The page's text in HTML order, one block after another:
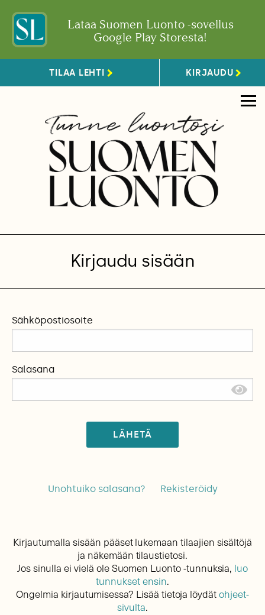
Lataa Suomen Luonto -sovellus
Google Play Storesta!
TILAA LEHTI KIRJAUDU
Kirjaudu sisään
Sähköpostiosoite
Salasana
LÄHETÄ
Unohtuiko salasana? Rekisteröidy
Kirjautumalla sisään pääset lukemaan tilaajien sisältöjä
ja näkemään tilaustietosi.
Jos sinulla ei vielä ole Suomen Luonto -tunnuksia, luo
tunnukset ensin.
Ongelmia kirjautumisessa? Lisää tietoja löydätohjeet-
sivulta.